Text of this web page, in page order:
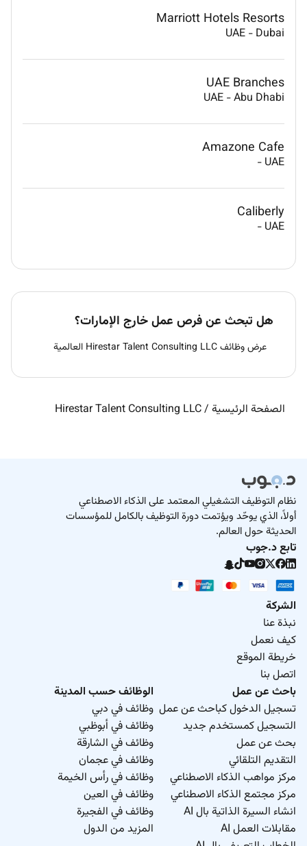
Marriott Hotels Resorts
UAE - Dubai
UAE Branches
UAE -Abu Dhabi
Amazone Cafe
UAE
-
Caliberly
UAE
-
هل تبحث عن فرص عمل خارج الإمارات؟
عرض وظائف Hirestar Talent Consulting LLC العالمية
الصفحة الرئيسية /
Hirestar Talent Consulting LLC
نظام التوظيف التشغيلي المعتمد على الذكاء الاصطناعي
أولاً، الذي يوحّد ويؤتمت دورة التوظيف بالكامل للمؤسسات
الحديثة حول العالم.
تابع د.جوب
الشركة
نبذة عنا
كيف نعمل
خريطة الموقع
اتصل بنا
باحث عن عمل
تسجيل الدخول كباحث عن عمل
التسجيل كمستخدم جديد
بحث عن عمل
التقديم التلقائي
مركز مواهب الذكاء الاصطناعي
مركز مجتمع الذكاء الاصطناعي
انشاء السيرة الذاتية بال AI
مقابلات العمل AI
الوظائف حسب المدينة
وظائف في دبي
وظائف في أبوظبي
وظائف في الشارقة
وظائف في عجمان
وظائف في رأس الخيمة
وظائف في العين
وظائف في الفجيرة
المزيد من الدول